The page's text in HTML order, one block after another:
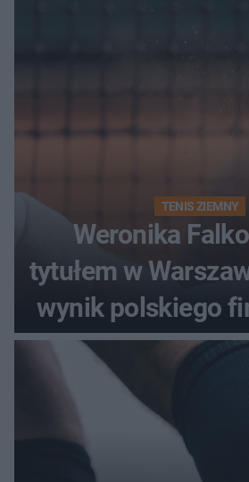
TENIS ZIEMNY
Weronika
tytułem w
wynik polskiego